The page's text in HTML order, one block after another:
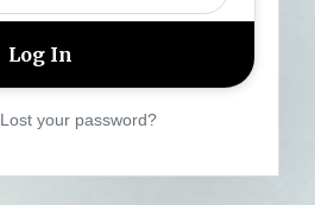
Lost your password?